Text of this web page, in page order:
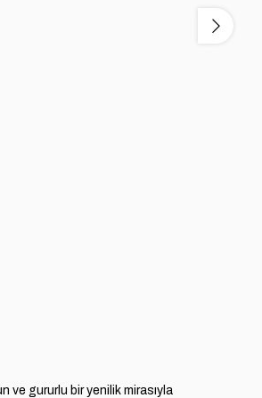
ve gururlu bir yenilik mirasıyla